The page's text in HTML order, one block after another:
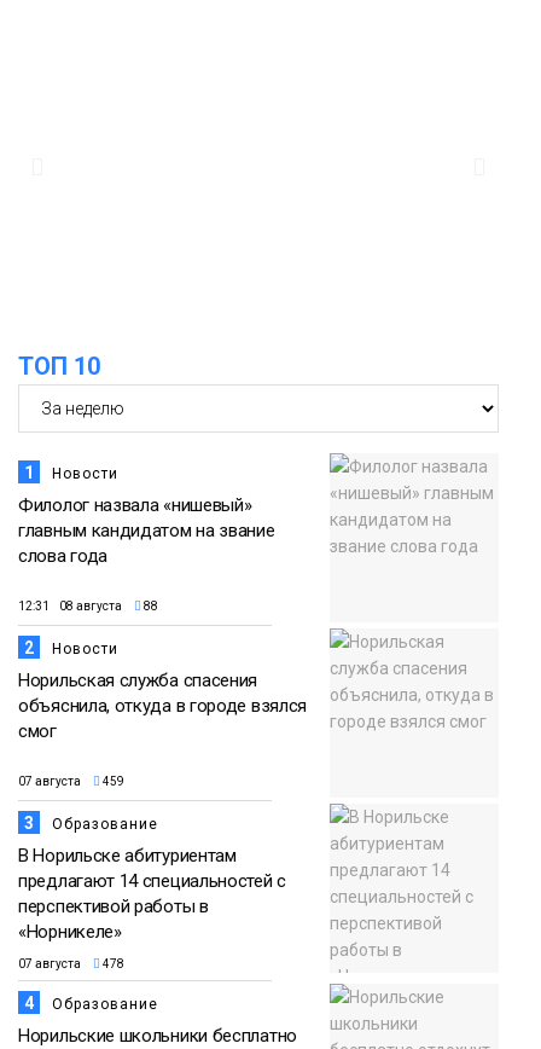
ТОП 10
1 Новости
Филолог назвала «нишевый»
главным кандидатом на звание
слова года
12:31 08 августа 88
2 Новости
Норильская служба спасения
объяснила, откуда в городе взялся
смог
07 августа 459
3 Образование
В Норильске абитуриентам
предлагают 14 специальностей с
перспективой работы в
«Норникеле»
07 августа 478
4 Образование
Норильские школьники бесплатно